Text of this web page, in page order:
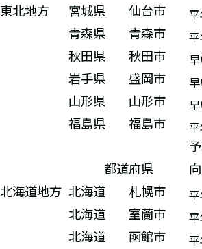
東北地方
宮城県 仙台市
青森県
青森市
秋田県
秋田市
岩手県
盛岡市
山形県
山形市
福島県
福島市
都道府県
向
北海道地方 北海道 札幌市
北海道
室蘭市
北海道
函館市